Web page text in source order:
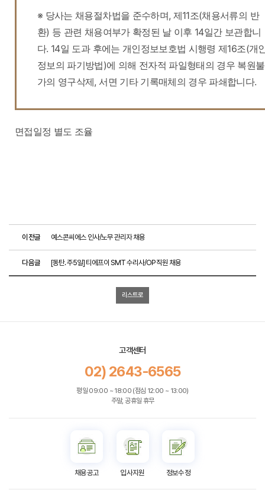
※ 당사는 채용절차법을 준수하며, 제11조(채용서류의 반
환) 등 관련 채용여부가 확정된 날 이후 14일간 보관합니
다. 14일 도과 후에는 개인정보보호법 시행령 제16조(개
정보의 파기방법)에 의해 전자적 파일형태의 경우 복원불
가의 영구삭제, 서면 기타 기록매체의 경우 파쇄합니다.
면접일정 별도 조율
이전글 예스콘씨에스 인사/노무 관리자 채용
다음글 [동탄. 주5일] 티에프이 SMT 수리사/OP 직원 채용
리스트로
고객센터
02) 2643-6565
평일 09:00 ~ 18:00 (점심 12:00 ~ 13:00)
주말, 공휴일 휴무
채용공고 입사지원 정보수정